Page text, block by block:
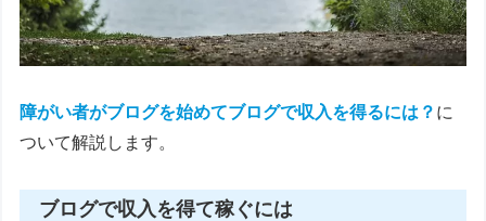
障がい者がブログを始めてブログで収入を得るには？ に
ついて解説します。
ブログで収入を得て稼ぐには